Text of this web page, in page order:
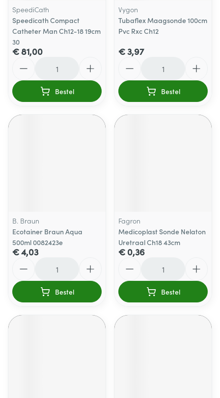
SpeediCath
Speedicath Compact
Catheter Man Ch12-18 19cm
30
€ 81,00
Bestel
Vygon
Tubaflex Maagsonde 100cm
Pvc Rxc Ch12
€ 3,97
Bestel
B. Braun
Ecotainer Braun Aqua
500ml 0082423e
€ 4,03
Bestel
Fagron
Medicoplast Sonde Nelaton
Uretraal Ch18 43cm
€ 0,36
Bestel